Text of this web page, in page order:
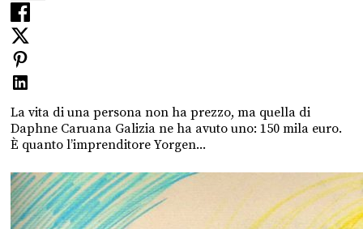
La vita di una persona non ha prezzo, ma quella di
Daphne Caruana Galizia ne ha avuto uno: 150 mila euro.
È quanto l’imprenditore Yorgen...